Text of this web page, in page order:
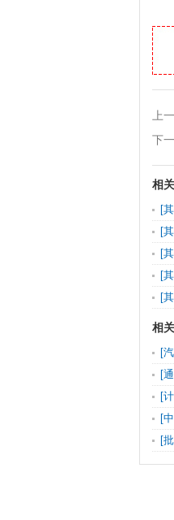
上
下
相
[
[
[
[
[
相
[
[
[
[
[